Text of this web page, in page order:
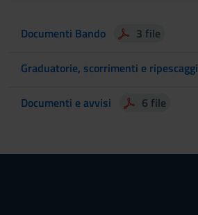
Documenti Bando 3 file
Graduatorie, scorrimenti e ripescaggi
Documenti e avvisi 6 file